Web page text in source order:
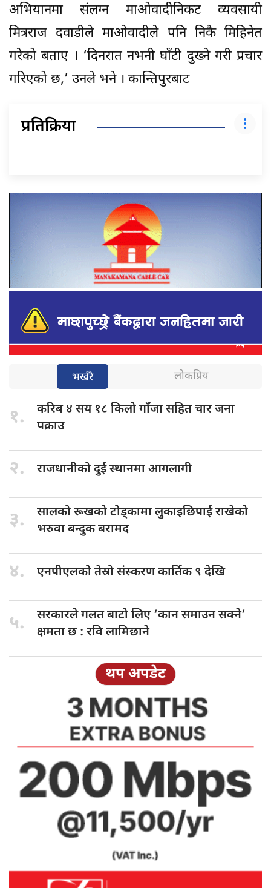
अभियानमा संलग्न माओवादीनिकट व्यवसायी
मित्रराज दवाडीले माओवादीले पनि निकै मिहिनेत
गरेको बताए । ‘दिनरात नभनी घाँटी दुख्ने गरी प्रचार
गरिएको छ,’ उनले भने । कान्तिपुरबाट
प्रतिक्रिया
भर्खरै लोकप्रिय
१. करिब ४ सय १८ किलो गाँजा सहित चार जना
पक्राउ
२. राजधानीको दुईस्थानमा आगलागी
३. सालको रूखकोटोड्कामा लुकाइछिपाई राखेको
भरुवा बन्दुक बरामद
४. एनपीएलको तेस्रोसंस्करण कार्तिक ९ देखि
५. सरकारले गलतबाटो लिए ‘कान समाउन सक्ने’
क्षमता छ : रवि लामिछाने
थप अपडेट